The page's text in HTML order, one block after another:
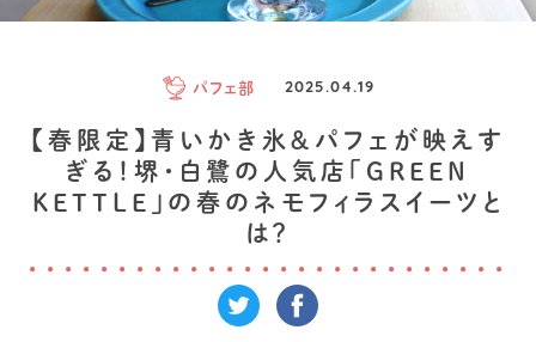
パフェ部 2025.04.19
【春限定】青いかき氷＆パフェが映えす
ぎる！堺・白鷺の人気店「GREEN
KETTLE」の春のネモフィラスイーツと
は？